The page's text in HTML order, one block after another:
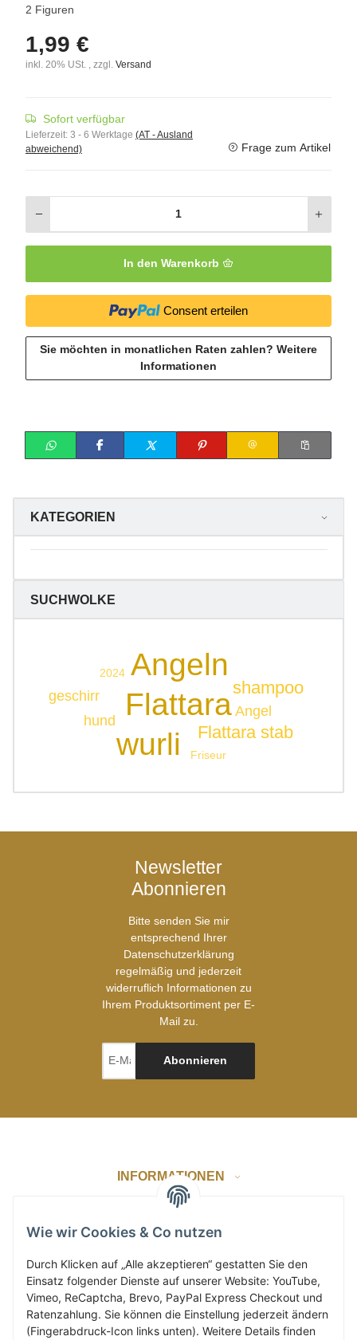
2 Figuren
1,99 €
inkl. 20% USt. , zzgl. Versand
Sofort verfügbar
Lieferzeit: 3 - 6 Werktage (AT - Ausland
abweichend)
Frage zum Artikel
In den Warenkorb
Consent erteilen
Sie möchten in monatlichen Raten zahlen? Weitere
Informationen
KATEGORIEN
SUCHWOLKE
Flattara
Angeln
wurli Flattara stab
shampoo
hund
Angel
geschirr
2024
Friseur
Newsletter
Abonnieren
Bitte senden Sie mir
entsprechend Ihrer
Datenschutzerklärung
regelmäßig und jederzeit
widerruflich Informationen zu
Ihrem Produktsortiment per E-
Mail zu.
Abonnieren
INFORMATIONEN
GESETZLICHE INFORMATIONEN
ZAHLUNG & VERSAND
Wie wir Cookies & Co nutzen
Durch Klicken auf „Alle akzeptieren“ gestatten Sie den
Einsatz folgender Dienste auf unserer Website: YouTube,
Vimeo, ReCaptcha, Brevo, PayPal Express Checkout und
Ratenzahlung. Sie können die Einstellung jederzeit ändern
(Fingerabdruck-Icon links unten). Weitere Details finden